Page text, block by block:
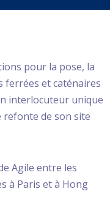
pour la pose, la
ferrées et caténaires
interlocuteur unique
de son site
Agile entre les
à Paris et à Hong